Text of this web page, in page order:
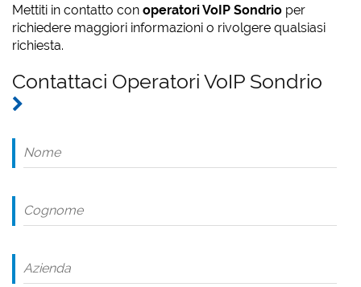
Mettiti in contatto con operatori VoIP Sondrio per
richiedere maggiori informazioni o rivolgere qualsiasi
richiesta.
Contattaci Operatori VoIP Sondrio